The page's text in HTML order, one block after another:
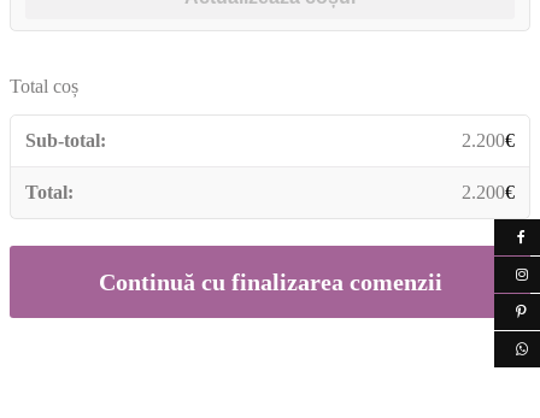
Total coș
2.200€
2.200€
Continuă cu finalizarea comenzii